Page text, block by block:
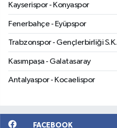
Kayserispor - Konyaspor
Fenerbahçe - Eyüpspor
Trabzonspor - Gençlerbirliği S.K.
Kasımpaşa - Galatasaray
Antalyaspor - Kocaelispor
FACEBOOK